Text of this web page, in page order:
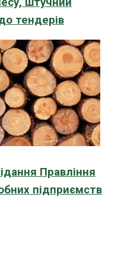
тендерів
Правління
підприємств